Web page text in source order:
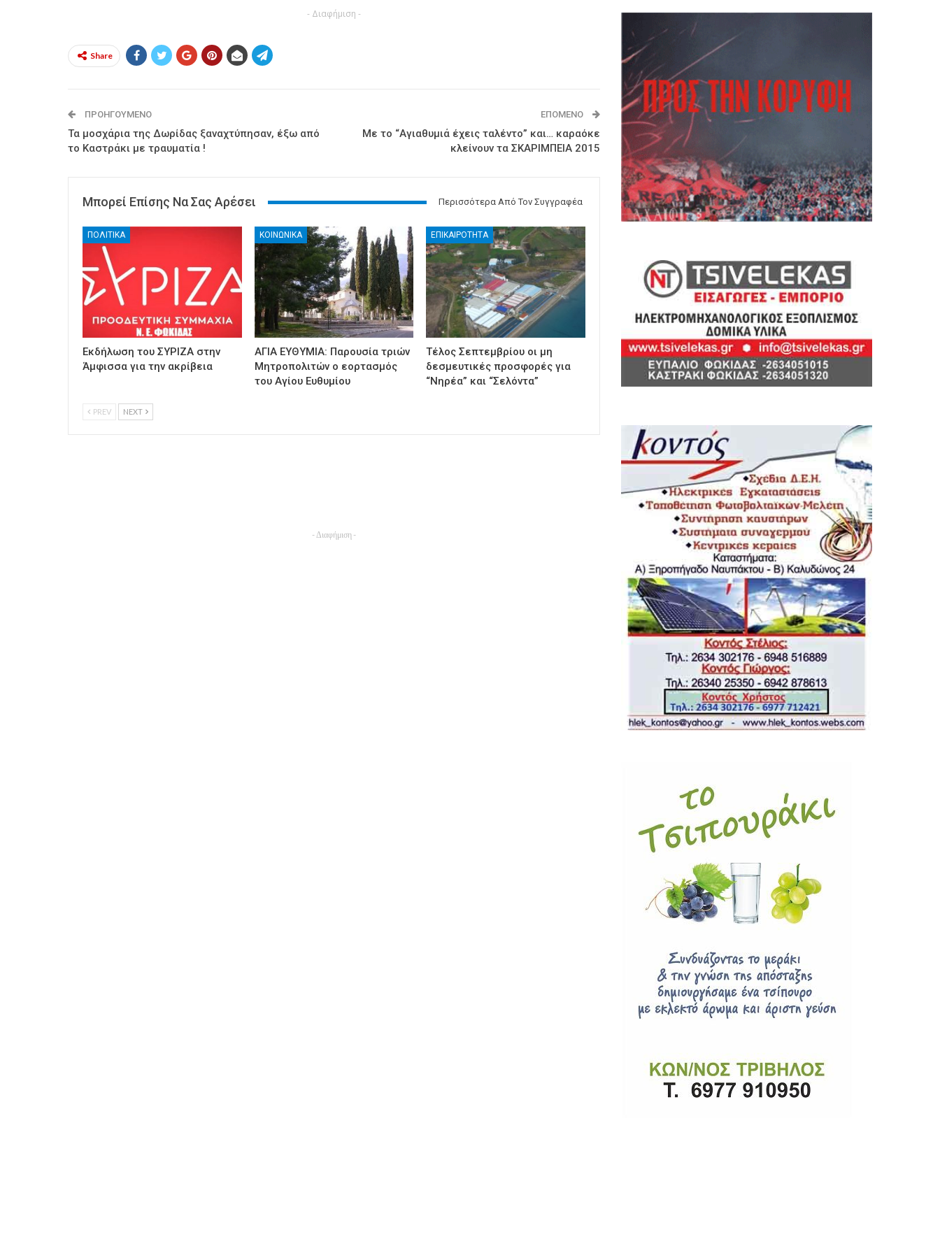
- Διαφήμιση -
Share
ΠΡΟΗΓΟΎΜΕΝΟ
Τα μοσχάρια της Δωρίδας ξαναχτύπησαν, έξω από
το Καστράκι με τραυματία !
ΕΠΌΜΕΝΟ
Με το “Αγιαθυμιά έχεις ταλέντο” και… καραόκε
κλείνουν τα ΣΚΑΡΙΜΠΕΙΑ 2015
Μπορεί Επίσης Να Σας Αρέσει Περισσότερα Από Τον Συγγραφέα
ΠΟΛΙΤΙΚΑ
Εκδήλωση του ΣΥΡΙΖΑ στην
Άμφισσα για την ακρίβεια
ΚΟΙΝΩΝΙΚΑ
ΑΓΙΑ ΕΥΘΥΜΙΑ: Παρουσία τριών
Μητροπολιτών ο εορτασμός
του Αγίου Ευθυμίου
ΕΠΙΚΑΙΡΟΤΗΤΑ
Τέλος Σεπτεμβρίου οι μη
δεσμευτικές προσφορές για
“Νηρέα” και “Σελόντα”
PREV NEXT
- Διαφήμιση -